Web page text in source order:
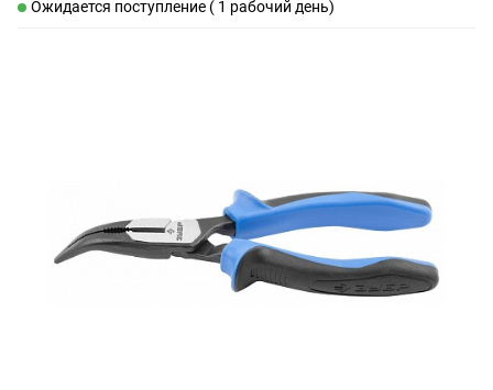
Ожидается поступление ( 1 рабочий день)